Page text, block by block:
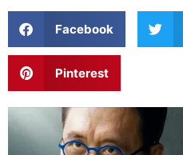
Facebook
Pinterest